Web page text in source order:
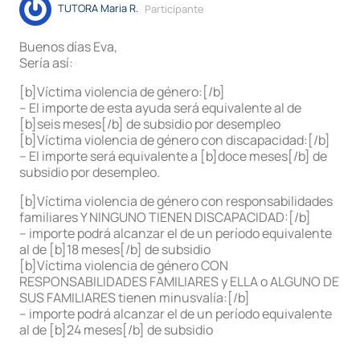
TUTORA Maria R. Participante
Buenos días Eva,
Sería así:
[b]Víctima violencia de género:[/b]
– El importe de esta ayuda será equivalente al de
[b]seis meses[/b] de subsidio por desempleo
[b]Víctima violencia de género con discapacidad:[/b]
– El importe será equivalente a [b]doce meses[/b] de
subsidio por desempleo.
[b]Víctima violencia de género con responsabilidades
familiares Y NINGUNO TIENEN DISCAPACIDAD:[/b]
– importe podrá alcanzar el de un período equivalente
al de [b]18 meses[/b] de subsidio
[b]Víctima violencia de género CON
RESPONSABILIDADES FAMILIARES y ELLA o ALGUNO DE
SUS FAMILIARES tienen minusvalía:[/b]
– importe podrá alcanzar el de un período equivalente
al de [b]24 meses[/b] de subsidio